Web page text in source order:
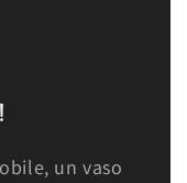
un vaso